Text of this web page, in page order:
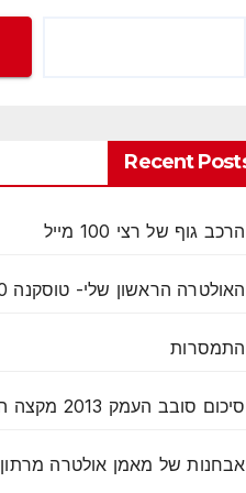
Recent
הרכב גוף של רצי 100 מייל
האולטרה הראשון שלי- טוסקנה 100
התמסרות
סיכום סובב העמק 2013 מקצה ה-100
אבחנות של מאמן אולטרה מרתון